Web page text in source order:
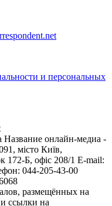
и персональных
Название онлайн-медиа -
місто Київ,
Б, офіс 208/1 E-mail:
044-205-43-00
размещённых на
ссылки на